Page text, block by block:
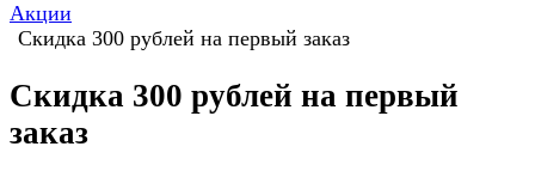
Акции
Скидка 300 рублей на первый заказ
Скидка 300 рублей на первый
заказ